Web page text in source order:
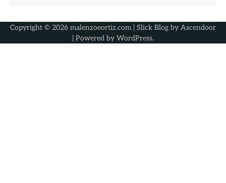
Copyright © 2026 malenzoeortiz.com | Slick Blog by Ascendoor
| Powered by WordPress.